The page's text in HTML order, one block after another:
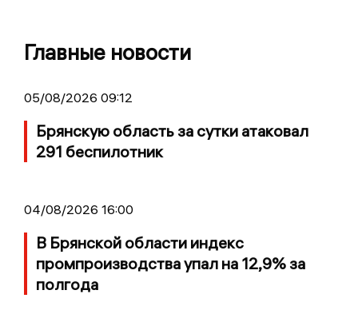
Главные новости
05/08/2026 09:12
Брянскую область за сутки атаковал
291 беспилотник
04/08/2026 16:00
В Брянской области индекс
промпроизводства упал на 12,9% за
полгода